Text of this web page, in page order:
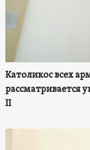
Католикос всех
рассматривается
II